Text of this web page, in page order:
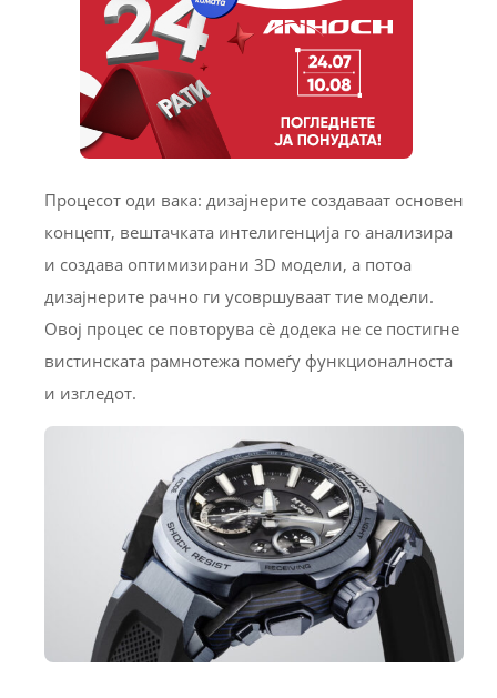
Процесот оди вака: дизајнерите создаваат основен
концепт, вештачката интелигенција го анализира
и создава оптимизирани 3D модели, а потоа
дизајнерите рачно ги усовршуваат тие модели.
Овој процес се повторува сè додека не се постигне
вистинската рамнотежа помеѓу функционалноста
и изгледот.